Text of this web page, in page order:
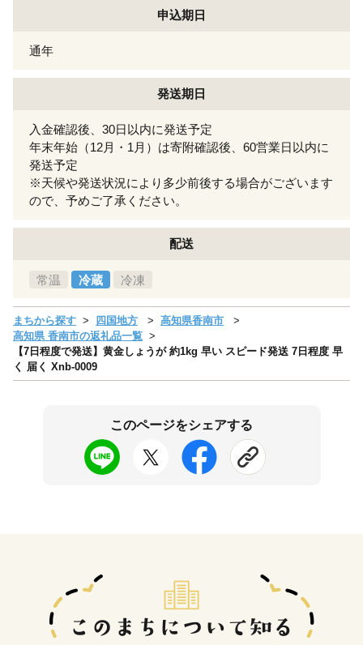
申込期日
通年
発送期日
入金確認後、30日以内に発送予定
年末年始（12月・1月）は寄附確認後、60営業日以内に
発送予定
※天候や発送状況により多少前後する場合がございます
ので、予めご了承ください。
配送
常温 冷蔵 冷凍
まちから探す 四国地方
高知県香南市
高知県 香南市の返礼品一覧
【7日程度で発送】黄金しょうが 約1kg 早い スピード発送 7日程度 早
く 届く Xnb-0009
このページをシェアする